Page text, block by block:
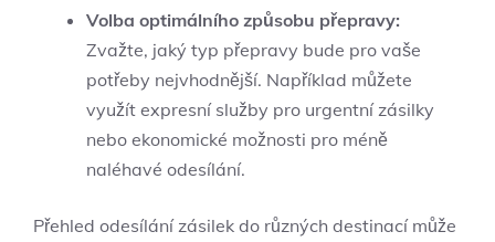
Volba optimálního způsobu přepravy:
Zvažte, jaký typ přepravy bude pro vaše
potřeby nejvhodnější. Například můžete
využít expresní služby pro urgentní zásilky
nebo ekonomické možnosti pro méně
naléhavé odesílání.
Přehled odesílání zásilek do různých destinací může